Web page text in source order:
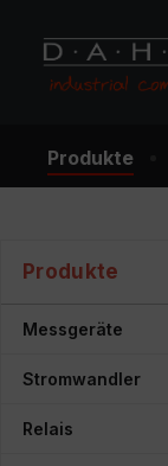
Produkte
Produkte
Messgeräte
Stromwandler
Relais